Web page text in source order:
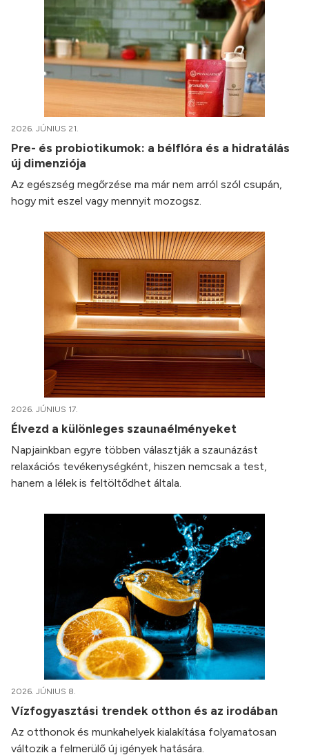
2026. JÚNIUS 21.
Pre- és probiotikumok: a bélflóra és a hidratálás
új dimenziója
Az egészség megőrzése ma már nem arról szól csupán,
hogy mit eszel vagy mennyit mozogsz.
2026. JÚNIUS 17.
Élvezd a különleges szaunaélményeket
Napjainkban egyre többen választják a szaunázást
relaxációs tevékenységként, hiszen nemcsak a test,
hanem a lélek is feltöltődhet általa.
2026. JÚNIUS 8.
Vízfogyasztási trendek otthon és az irodában
Az otthonok és munkahelyek kialakítása folyamatosan
változik a felmerülő új igények hatására.